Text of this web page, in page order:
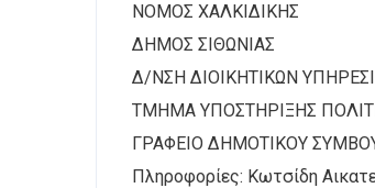
ΝΟΜΟΣ
ΔΗΜΟΣ
Δ/ΝΣΗ ΔΙΟΙΚΗΤΙΚΩΝ
ΤΜΗΜΑ ΥΠΟΣΤΗΡΙΞΗΣ
ΓΡΑΦΕΙΟ ΔΗΜΟΤΙΚΟΥ
Πληροφορίες: Κωτσίδη